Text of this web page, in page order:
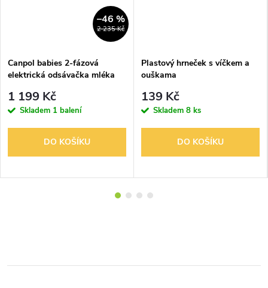
2 235 Kč
–46 %
Canpol babies 2-fázová
elektrická odsávačka mléka
1 199 Kč
Skladem 1 balení
DO KOŠÍKU
Plastový hrneček s víčkem a
ouškama
139 Kč
Skladem 8 ks
DO KOŠÍKU